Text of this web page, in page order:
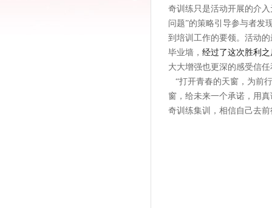
奇训练只是活动开展的介
问题”的策略引导参与者发
到培训工作的要领。活动
毕业墙， 经过了这次胜利
大大增强也更深的感受信
“打开青春的天窗，为前
窗，给未来一个承诺，用
奇训练集训，相信自己去